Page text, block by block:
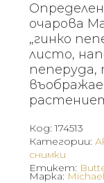
очарова
„гинко
листо,
пеперуда,
Код:174513
Категории:
снимки
Етикет:
Марка: